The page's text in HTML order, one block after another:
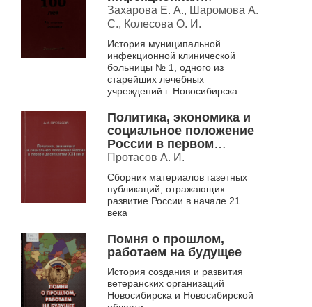
клиническая больница,
1904-2004
Захарова Е. А., Шаромова А.
С., Колесова О. И.
История муниципальной
инфекционной клинической
больницы № 1, одного из
старейших лечебных
учреждений г. Новосибирска
Политика, экономика и
социальное положение
России в первом
десятилетии XXI века
Протасов А. И.
Сборник материалов газетных
публикаций, отражающих
развитие России в начале 21
века
Помня о прошлом,
работаем на будущее
История создания и развития
ветеранских организаций
Новосибирска и Новосибирской